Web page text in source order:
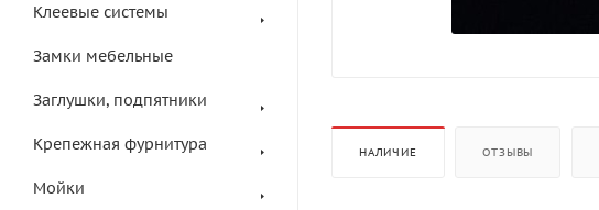
Клеевые системы
Замки мебельные
Заглушки, подпятники
Крепежная фурнитура
Мойки
НАЛИЧИЕ ОТЗЫВЫ